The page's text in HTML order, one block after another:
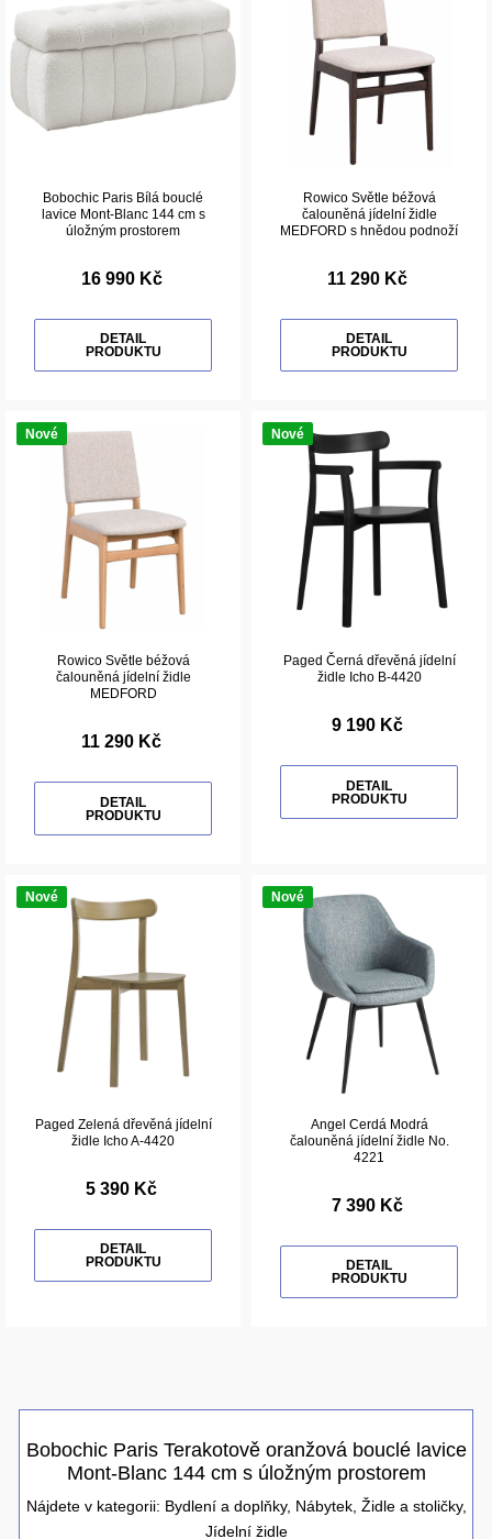
Bobochic Paris Bílá bouclé
lavice Mont-Blanc 144 cm s
úložným prostorem
16 990 Kč
DETAIL
PRODUKTU
Rowico Světle béžová
čalouněná jídelní židle
MEDFORD s hnědou podnoží
11 290 Kč
DETAIL
PRODUKTU
Nové
Rowico Světle béžová
čalouněná jídelní židle
MEDFORD
11 290 Kč
DETAIL
PRODUKTU
Nové
Paged Černá dřevěná jídelní
židle Icho B-4420
9 190 Kč
DETAIL
PRODUKTU
Nové
Paged Zelená dřevěná jídelní
židle Icho A-4420
5 390 Kč
DETAIL
PRODUKTU
Nové
Angel Cerdá Modrá
čalouněná jídelní židle No.
4221
7 390 Kč
DETAIL
PRODUKTU
Bobochic Paris Terakotově oranžová bouclé lavice
Mont-Blanc 144 cm s úložným prostorem
Nájdete v kategorii: Bydlení a doplňky, Nábytek, Židle a stoličky,
Jídelní židle